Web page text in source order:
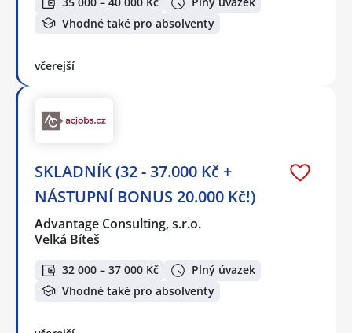
Vhodné také pro absolventy
včerejší
SKLADNÍK (32 - 37.000 Kč +
NÁSTUPNÍ BONUS 20.000 Kč!)
Advantage Consulting, s.r.o.
Velká Bíteš
32 000 – 37 000 Kč
Plný úvazek
Vhodné také pro absolventy